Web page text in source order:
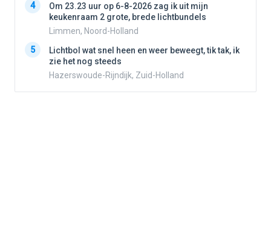
4
Om 23.23 uur op 6-8-2026 zag ik uit mijn
keukenraam 2 grote, brede lichtbundels
Limmen, Noord-Holland
5
Lichtbol wat snel heen en weer beweegt, tik tak, ik
zie het nog steeds
Hazerswoude-Rijndijk, Zuid-Holland